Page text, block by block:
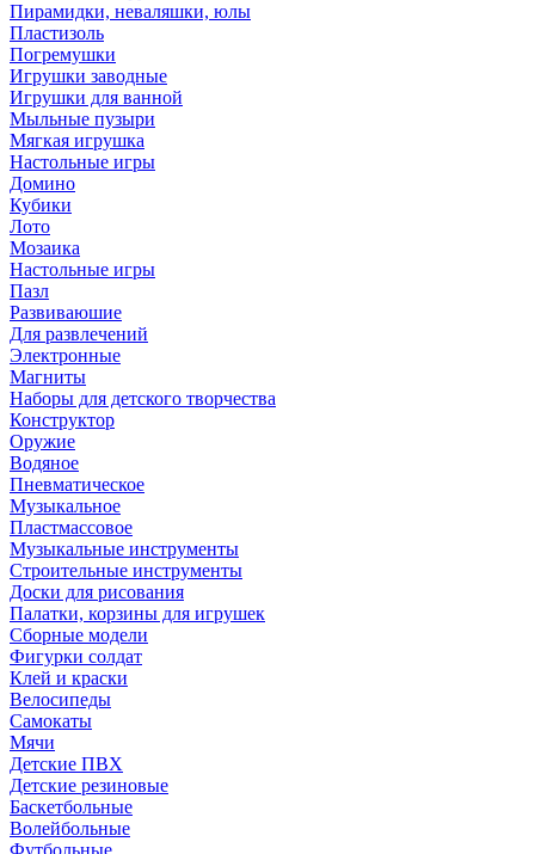
Пирамидки, неваляшки, юлы
Пластизоль
Погремушки
Игрушки заводные
Игрушки для ванной
Мыльные пузыри
Мягкая игрушка
Настольные игры
Домино
Кубики
Лото
Мозаика
Настольные игры
Пазл
Развиваюшие
Для развлечений
Электронные
Магниты
Наборы для детского творчества
Конструктор
Оружие
Водяное
Пневматическое
Музыкальное
Пластмассовое
Музыкальные инструменты
Строительные инструменты
Доски для рисования
Палатки, корзины для игрушек
Сборные модели
Фигурки солдат
Клей и краски
Велосипеды
Самокаты
Мячи
Детские ПВХ
Детские резиновые
Баскетбольные
Волейбольные
Футбольные